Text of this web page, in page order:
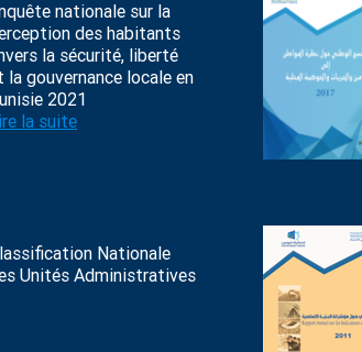
nationale sur la
des habitants
la sécurité, liberté
la gouvernance locale en
2021
la suite
Nationale
Unités Administratives